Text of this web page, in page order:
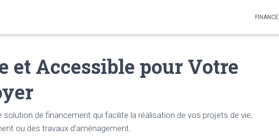
FINANCE
et Accessible pour Votre
solution de financement qui facilite la réalisation de vos projets de vie,
ou des travaux d’aménagement.